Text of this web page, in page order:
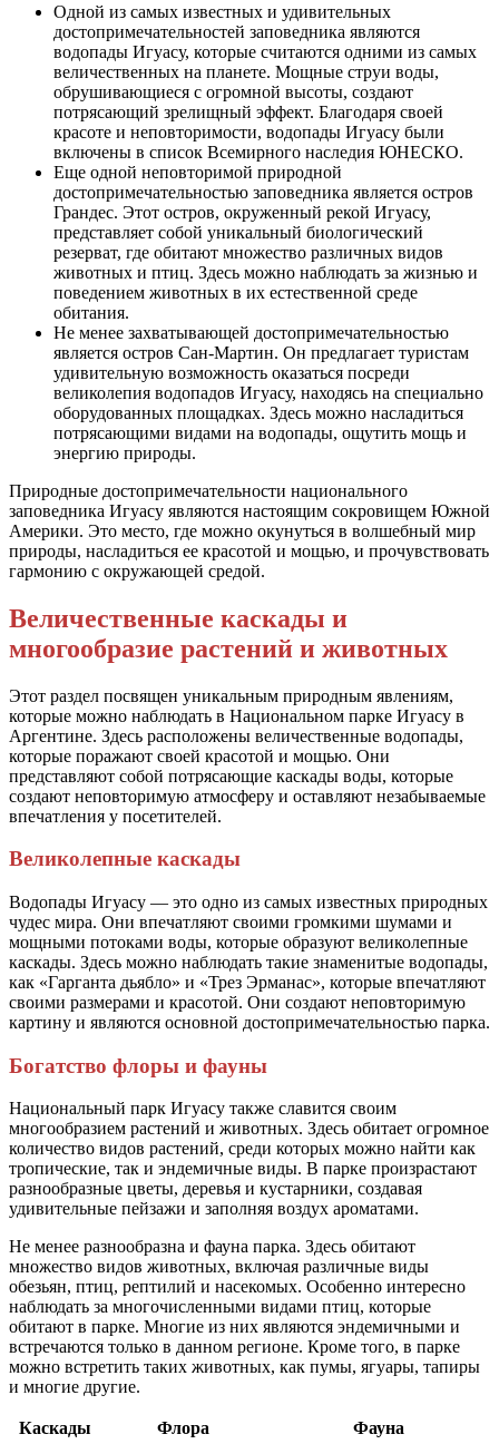
Одной из самых известных и удивительных
достопримечательностей заповедника являются
водопады Игуасу, которые считаются одними из самых
величественных на планете. Мощные струи воды,
обрушивающиеся с огромной высоты, создают
потрясающий зрелищный эффект. Благодаря своей
красоте и неповторимости, водопады Игуасу были
включены в список Всемирного наследия ЮНЕСКО.
Еще одной неповторимой природной
достопримечательностью заповедника является остров
Грандес. Этот остров, окруженный рекой Игуасу,
представляет собой уникальный биологический
резерват, где обитают множество различных видов
животных и птиц. Здесь можно наблюдать за жизнью и
поведением животных в их естественной среде
обитания.
Не менее захватывающей достопримечательностью
является остров Сан-Мартин. Он предлагает туристам
удивительную возможность оказаться посреди
великолепия водопадов Игуасу, находясь на специально
оборудованных площадках. Здесь можно насладиться
потрясающими видами на водопады, ощутить мощь и
энергию природы.
Природные достопримечательности национального
заповедника Игуасу являются настоящим сокровищем Южной
Америки. Это место, где можно окунуться в волшебный мир
природы, насладиться ее красотой и мощью, и прочувствовать
гармонию с окружающей средой.
Величественные каскады и
многообразие растений и животных
Этот раздел посвящен уникальным природным явлениям,
которые можно наблюдать в Национальном парке Игуасу в
Аргентине. Здесь расположены величественные водопады,
которые поражают своей красотой и мощью. Они
представляют собой потрясающие каскады воды, которые
создают неповторимую атмосферу и оставляют незабываемые
впечатления у посетителей.
Великолепные каскады
Водопады Игуасу — это одно из самых известных природных
чудес мира. Они впечатляют своими громкими шумами и
мощными потоками воды, которые образуют великолепные
каскады. Здесь можно наблюдать такие знаменитые водопады,
как «Гарганта дьябло» и «Трез Эрманас», которые впечатляют
своими размерами и красотой. Они создают неповторимую
картину и являются основной достопримечательностью парка.
Богатство флоры и фауны
Национальный парк Игуасу также славится своим
многообразием растений и животных. Здесь обитает огромное
количество видов растений, среди которых можно найти как
тропические, так и эндемичные виды. В парке произрастают
разнообразные цветы, деревья и кустарники, создавая
удивительные пейзажи и заполняя воздух ароматами.
Не менее разнообразна и фауна парка. Здесь обитают
множество видов животных, включая различные виды
обезьян, птиц, рептилий и насекомых. Особенно интересно
наблюдать за многочисленными видами птиц, которые
обитают в парке. Многие из них являются эндемичными и
встречаются только в данном регионе. Кроме того, в парке
можно встретить таких животных, как пумы, ягуары, тапиры
и многие другие.
Каскады Флора
Фауна